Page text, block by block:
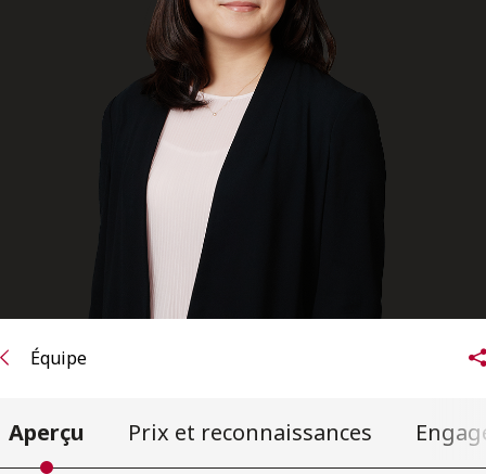
Équipe
Aperçu Prix et reconnaissances